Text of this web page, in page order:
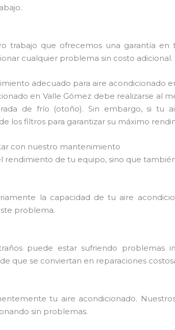
trabajo que ofrecemos una garantía en
cualquier problema sin costo adicional.
adecuado para aire acondicionado
en Valle Gómez debe realizarse al
de frío (otoño). Sin embargo, si tu
los filtros para garantizar su máximo
con nuestro mantenimiento
rendimiento de tu equipo, sino que
la capacidad de tu aire
problema.
puede estar sufriendo problemas
que se conviertan en reparaciones
tu aire acondicionado.
sin problemas.